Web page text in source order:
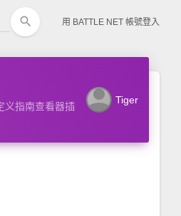
search 用 BATTLE NET 帳號登入
义指南查看器插
personTiger